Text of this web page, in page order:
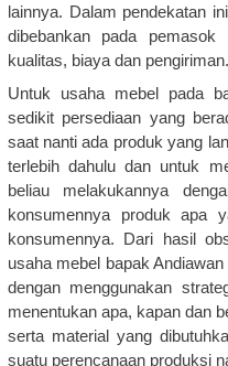
lainnya. Dalam pendekatan
dibebankan pada pemasok
kualitas, biaya dan pengiriman.
Untuk usaha mebel pada
sedikit persediaan yang
saat nanti ada produk yang
terlebih dahulu dan untuk
beliau melakukannya
konsumennya produk apa
konsumennya. Dari hasil
usaha mebel bapak
dengan menggunakan
menentukan apa, kapan dan
serta material yang
suatu perencanaan produksi